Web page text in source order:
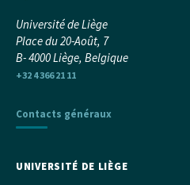
Université de Liège
Place du 20-Août, 7
B- 4000 Liège, Belgique
+32 4 366 21 11
Contacts généraux
UNIVERSITÉ DE LIÈGE